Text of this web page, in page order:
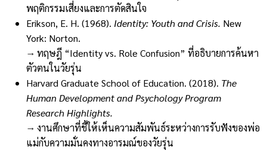
พฤติกรรมเสี่ยงและการตัดสินใจ
Erikson, E. H. (1968). Identity: Youth and Crisis. New
York: Norton.
→ ทฤษฎี “Identity vs. Role Confusion” ที่อธิบายการค้นหา
ตัวตนในวัยรุ่น
Harvard Graduate School of Education. (2018). The
Human Development and Psychology Program
Research Highlights.
→ งานศึกษาที่ชี้ให้เห็นความสัมพันธ์ระหว่างการรับฟังของพ่อ
แม่กับความมั่นคงทางอารมณ์ของวัยรุ่น